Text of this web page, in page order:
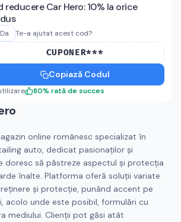
reducere Car Hero: 10% la orice
Da Te-a ajutat acest cod?
CUPONER***
Copiază Codul
80% rată de succes
online românesc specializat în
auto, dedicat pasionaților și
doresc să păstreze aspectul și protecția
înalte. Platforma oferă soluții variate
și protecție, punând accent pe
acolo unde este posibil, formulări cu
mediului. Clienții pot găsi atât